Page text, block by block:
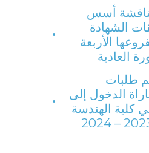
أسس
الشهادة
الأربعة
طلبات
الدخول إلى
كلية الهندسة